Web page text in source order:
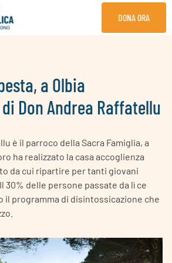
DONA ORA
a Olbia
di Don Andrea Raffatellu
è il parroco della Sacra Famiglia, a
ha realizzato la casa accoglienza
da cui ripartire per tanti giovani
delle persone passate da lì ce
il programma di disintossicazione che